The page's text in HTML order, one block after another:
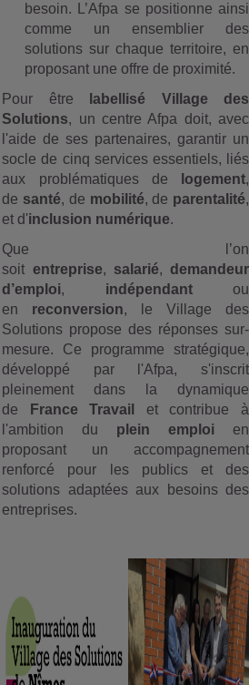
besoin. L’Afpa se positionne ainsi
comme un ensemblier des
solutions sur chaque territoire, en
proposant une offre de proximité.
Pour être
labellisé Village des
Solutions, un centre Afpa doit, avec
l'aide de ses partenaires, garantir un
socle de cinq services essentiels, liés
aux problématiques de
logement,
de santé, de mobilité, de parentalité,
et d'inclusion numérique.
Que l’on
soit entreprise, salarié, demandeur
d’emploi, indépendantou
en reconversion, le Village des
Solutions propose des réponses sur-
mesure. Ce programme stratégique,
développé par l'Afpa, s'inscrit
pleinement dans la dynamique
de
France Travail
et contribue à
l'ambition du plein emploi en
proposant un accompagnement
renforcé pour les publics et des
solutions adaptées aux besoins des
entreprises.